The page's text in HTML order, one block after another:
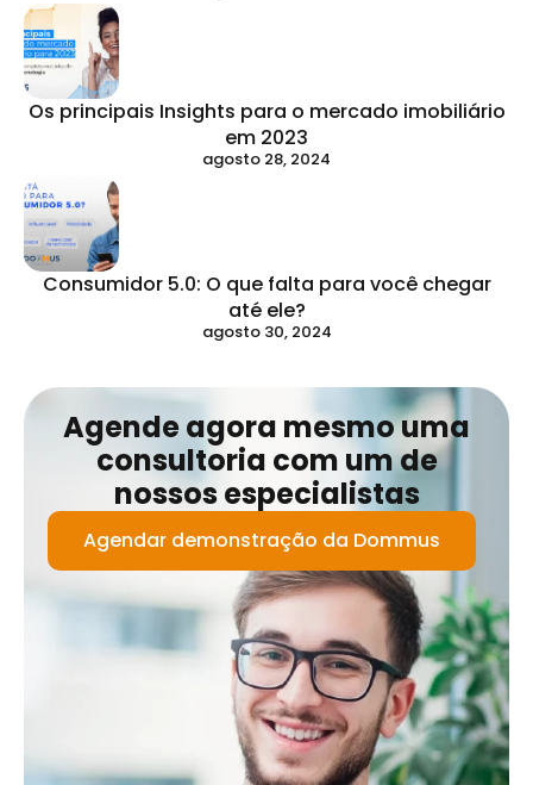
Os principais Insights para o mercado imobiliário
em 2023
agosto 28, 2024
Consumidor 5.0: O que falta para você chegar
até ele?
agosto 30, 2024
Agende agora mesmo uma
consultoria com um de
nossos especialistas
Agendar demonstração da Dommus